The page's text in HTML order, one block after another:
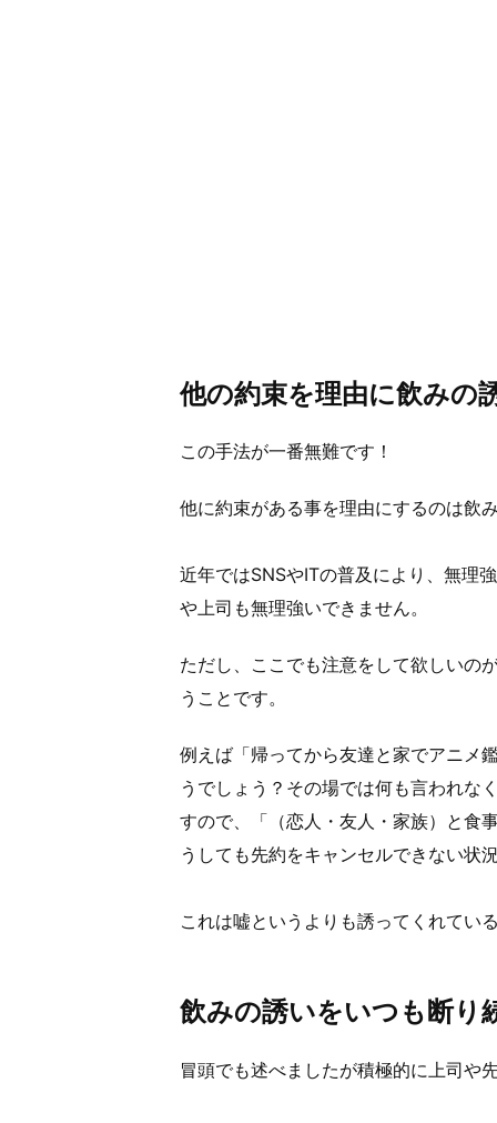
他の約束を理由に飲みの
この手法が一番無難です！
他に約束がある事を理由にするのは飲
近年ではSNSやITの普及により、無理
や上司も無理強いできません。
ただし、ここでも注意をして欲しいの
うことです。
例えば「帰ってから友達と家でアニメ
うでしょう？その場では何も言われな
すので、「（恋人・友人・家族）と食
うしても先約をキャンセルできない状
これは嘘というよりも誘ってくれてい
飲みの誘いをいつも断り
冒頭でも述べましたが積極的に上司や